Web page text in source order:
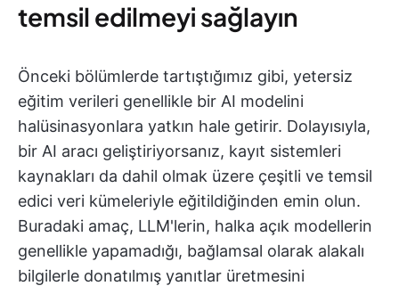
temsil edilmeyi sağlayın
Önceki bölümlerde tartıştığımız gibi, yetersiz
eğitim verileri genellikle bir AI modelini
halüsinasyonlara yatkın hale getirir. Dolayısıyla,
bir AI aracı geliştiriyorsanız, kayıt sistemleri
kaynakları da dahil olmak üzere çeşitli ve temsil
edici veri kümeleriyle eğitildiğinden emin olun.
Buradaki amaç, LLM'lerin, halka açık modellerin
genellikle yapamadığı, bağlamsal olarak alakalı
bilgilerle donatılmış yanıtlar üretmesini